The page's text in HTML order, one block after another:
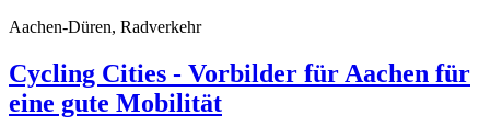
Aachen-Düren, Radverkehr
Cycling Cities - Vorbilder für Aachen für
eine gute Mobilität